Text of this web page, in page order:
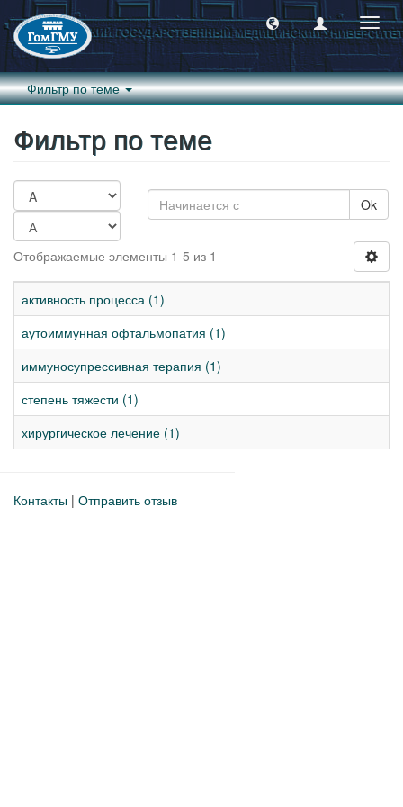
Фильтр по теме
Фильтр по теме
Ok
Отображаемые элементы 1-5 из 1
активность процесса (1)
аутоиммунная офтальмопатия (1)
иммуносупрессивная терапия (1)
степень тяжести (1)
хирургическое лечение (1)
Контакты | Отправить отзыв